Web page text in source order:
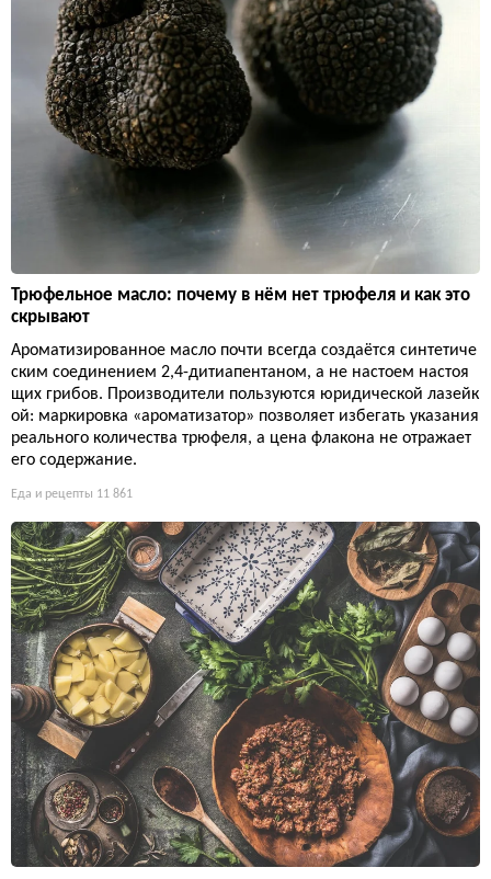
Трюфельное масло: почему в нём нет трюфеля и как это
скрывают
Ароматизированное масло почти всегда создаётся синтетиче
ским соединением 2,4-дитиапентаном, а не настоем настоя
щих грибов. Производители пользуются юридической лазейк
ой: маркировка «ароматизатор» позволяет избегать указания
реального количества трюфеля, а цена флакона не отражает
его содержание.
Еда и рецепты 11 861